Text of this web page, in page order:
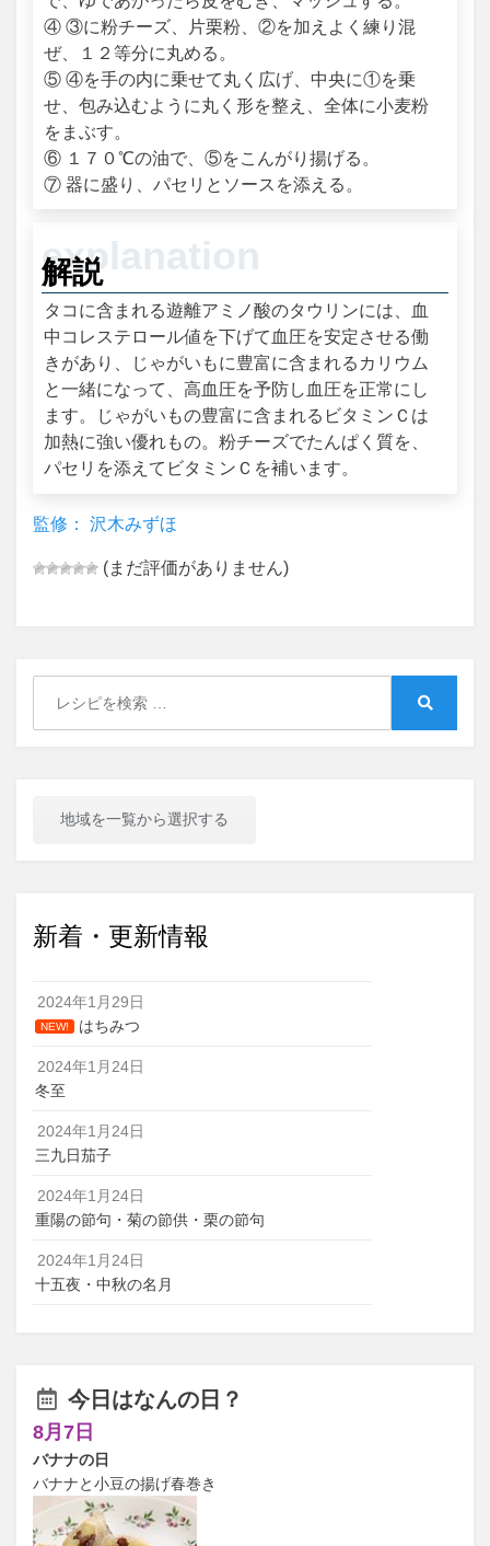
④ ③に粉チーズ、片栗粉、②を加えよく練り混
ぜ、１２等分に丸める。
⑤ ④を手の内に乗せて丸く広げ、中央に①を乗
せ、包み込むように丸く形を整え、全体に小麦粉
をまぶす。
⑥ １７０℃の油で、⑤をこんがり揚げる。
⑦ 器に盛り、パセリとソースを添える。
解説
タコに含まれる遊離アミノ酸のタウリンには、血
中コレステロール値を下げて血圧を安定させる働
きがあり、じゃがいもに豊富に含まれるカリウム
と一緒になって、高血圧を予防し血圧を正常にし
ます。じゃがいもの豊富に含まれるビタミンＣは
加熱に強い優れもの。粉チーズでたんぱく質を、
パセリを添えてビタミンＣを補います。
監修： 沢木みずほ
(まだ評価がありません)
地域を一覧から選択する
新着・更新情報
2024年1月29日
NEW! はちみつ
2024年1月24日
冬至
2024年1月24日
三九日茄子
2024年1月24日
重陽の節句・菊の節供・栗の節句
2024年1月24日
十五夜・中秋の名月
今日はなんの日？
8月7日
バナナの日
バナナと小豆の揚げ春巻き